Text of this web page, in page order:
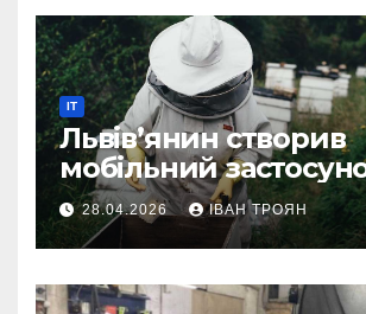
IT
Львів’янин створив
мобільний
асистентом для
28.04.2026 ІВАН ТРОЯН